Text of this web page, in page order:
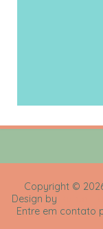
Copyright ©
Design by
Entre em contato